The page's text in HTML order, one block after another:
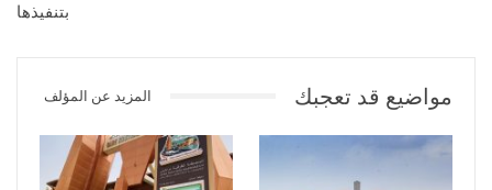
بتنفيذها
مواضيع قد تعجبك المزيد عن المؤلف